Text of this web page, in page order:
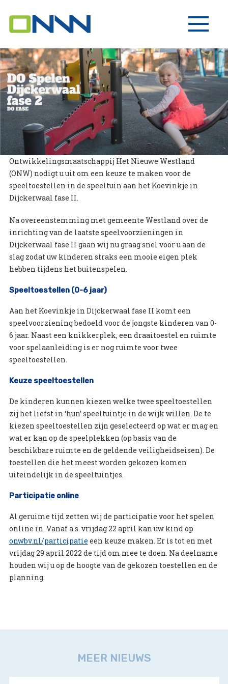
Ontwikkelingsmaatschappij Het Nieuwe Westland
(ONW) nodigt u uit om een keuze te maken voor de
speeltoestellen in de speeltuin aan het Koevinkje in
Dijckerwaal fase II.
Na overeenstemming met gemeente Westland over de
inrichting van de laatste speelvoorzieningen in
Dijckerwaal fase II gaan wij nu graag snel voor u aan de
slag zodat uw kinderen straks een mooie eigen plek
hebben tijdens het buitenspelen.
Speeltoestellen (0-6 jaar)
Aan het Koevinkje in Dijckerwaal fase II komt een
speelvoorziening bedoeld voor de jongste kinderen van 0-
6 jaar. Naast een knikkerplek, een draaitoestel en ruimte
voor spelaanleiding is er nog ruimte voor twee
speeltoestellen.
Keuze speeltoestellen
De kinderen kunnen kiezen welke twee speeltoestellen
zij het liefst in ‘hun’ speeltuintje in de wijk willen. De te
kiezen speeltoestellen zijn geselecteerd op wat er mag en
wat er kan op de speelplekken (op basis van de
beschikbare ruimte en de geldende veiligheidseisen). De
toestellen die het meest worden gekozen komen
uiteindelijk in de speeltuintjes.
Participatie online
Al geruime tijd zetten wij de participatie voor het spelen
online in. Vanaf a.s. vrijdag 22 april kan uw kind op
onwbv.nl/participatie een keuze maken. Er is tot en met
vrijdag 29 april 2022 de tijd om mee te doen. Na deelname
houden wij u op de hoogte van de gekozen toestellen en de
planning.
MEER NIEUWS